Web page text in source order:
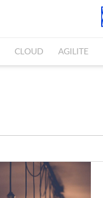
CLOUD AGILITE